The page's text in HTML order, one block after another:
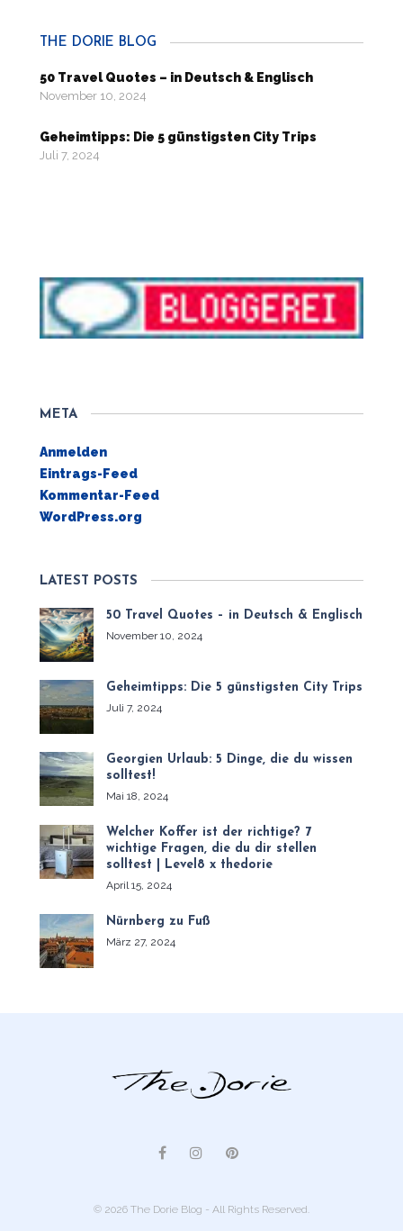
THE DORIE BLOG
50 Travel Quotes – in Deutsch & Englisch
November 10, 2024
Geheimtipps: Die 5 günstigsten City Trips
Juli 7, 2024
META
Anmelden
Eintrags-Feed
Kommentar-Feed
WordPress.org
LATEST POSTS
50 Travel Quotes – in Deutsch & Englisch
November 10, 2024
Geheimtipps: Die 5 günstigsten City Trips
Juli 7, 2024
Georgien Urlaub: 5 Dinge, die du wissen
solltest!
Mai 18, 2024
Welcher Koffer ist der richtige? 7
wichtige Fragen, die du dir stellen
solltest | Level8 x thedorie
April 15, 2024
Nürnberg zu Fuß
März 27, 2024
© 2026 The Dorie Blog - All Rights Reserved.